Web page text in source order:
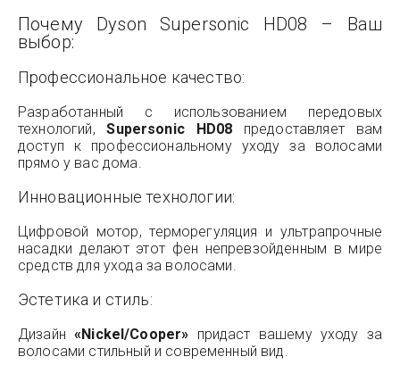
Почему Dyson Supersonic HD08 – Ваш
выбор:
Профессиональное качество:
Разработанный с использованием передовых
технологий,Supersonic HD08 предоставляет вам
доступ к профессиональному уходу за волосами
прямо у вас дома.
Инновационные технологии:
Цифровой мотор, терморегуляция и ультрапрочные
насадки делают этот фен непревзойденным в мире
средств для ухода за волосами.
Эстетика и стиль:
Дизайн«Nickel/Cooper» придаст вашему уходу за
волосами стильный и современный вид.